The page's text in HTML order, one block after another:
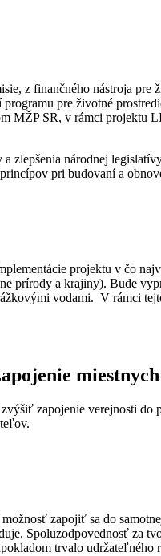
z finančného nástroja
pre životné
MŽP SR, v rámci
zlepšenia národnej
pri budovaní a
projektu v čo
prírody a krajiny). Bude
vodami. V rámci
zvýšiť zapojenie verejnosti
zapojiť sa do
Spoluzodpovednosť za
trvalo udržateľného